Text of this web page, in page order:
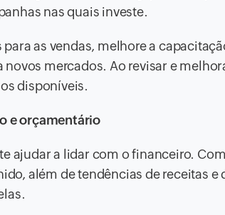
nas quais investe.
as vendas, melhore a
novos mercados. Ao revisar e
disponíveis.
e orçamentário
ajudar a lidar com o financeiro.
além de tendências de receitas